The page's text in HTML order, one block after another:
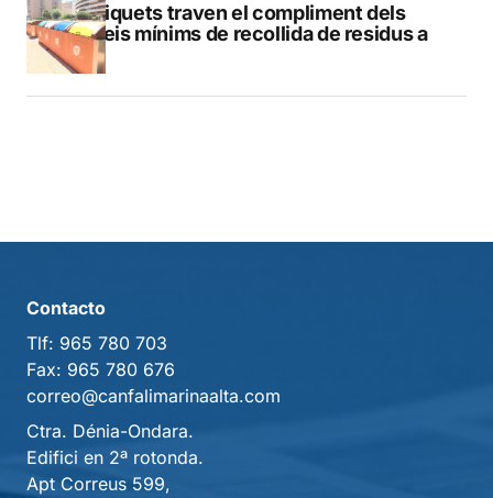
Els piquets traven el compliment dels
serveis mínims de recollida de residus a
Calp
Contacto
Tlf: 965 780 703
Fax: 965 780 676
correo@canfalimarinaalta.com
Ctra. Dénia-Ondara.
Edifici en 2ª rotonda.
Apt Correus 599,